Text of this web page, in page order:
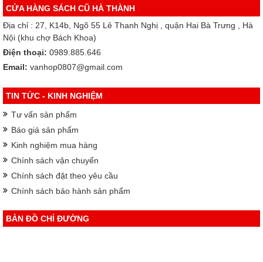
CỬA HÀNG SÁCH CŨ HÀ THÀNH
Địa chỉ : 27, K14b, Ngõ 55 Lê Thanh Nghị , quận Hai Bà Trưng , Hà
Nội (khu chợ Bách Khoa)
Điện thoại: 0989.885.646
Email: vanhop0807@gmail.com
TIN TỨC - KINH NGHIỆM
Tư vấn sản phẩm
Báo giá sản phẩm
Kinh nghiệm mua hàng
Chính sách vận chuyển
Chính sách đặt theo yêu cầu
Chính sách bảo hành sản phẩm
BẢN ĐỒ CHỈ ĐƯỜNG